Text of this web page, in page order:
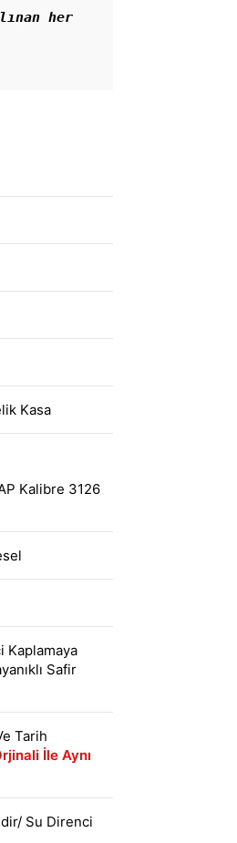
her
Kasa
Kalibre 3126
Kaplamaya
Safir
Tarih
İle Aynı
Su Direnci